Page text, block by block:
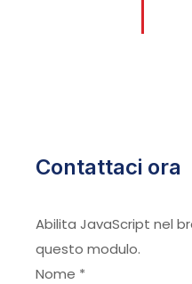
Contattaci ora
Abilita JavaScript nel
questo modulo.
Nome *